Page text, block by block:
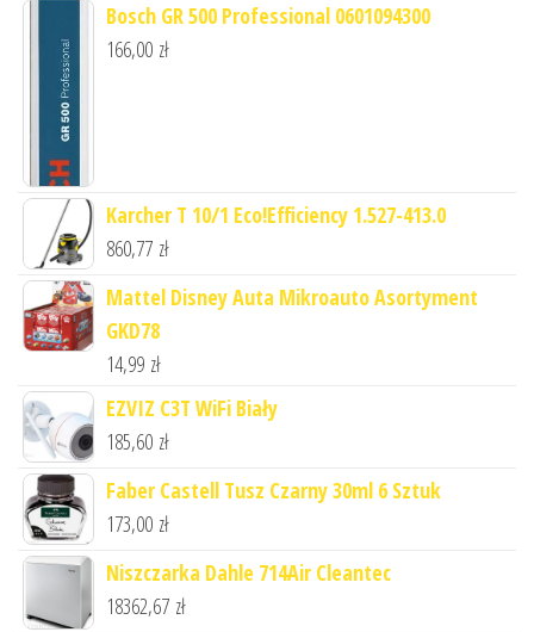
Bosch GR 500 Professional 0601094300
166,00 zł
Karcher T 10/1 Eco!Efficiency 1.527-413.0
860,77 zł
Mattel Disney Auta Mikroauto Asortyment
GKD78
14,99 zł
EZVIZ C3T WiFi Biały
185,60 zł
Faber Castell Tusz Czarny 30ml 6 Sztuk
173,00 zł
Niszczarka Dahle 714Air Cleantec
18362,67 zł